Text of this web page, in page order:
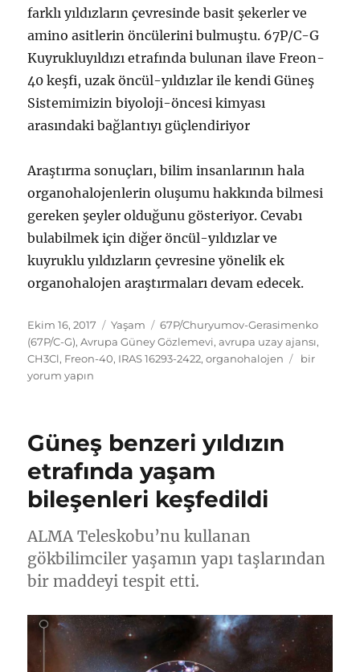
farklı yıldızların çevresinde basit şekerler ve
amino asitlerin öncülerini bulmuştu. 67P/C-G
Kuyrukluyıldızı etrafında bulunan ilave Freon-
40 keşfi, uzak öncül-yıldızlar ile kendi Güneş
Sistemimizin biyoloji-öncesi kimyası
arasındaki bağlantıyı güçlendiriyor
Araştırma sonuçları, bilim insanlarının hala
organohalojenlerin oluşumu hakkında bilmesi
gereken şeyler olduğunu gösteriyor. Cevabı
bulabilmek için diğer öncül-yıldızlar ve
kuyruklu yıldızların çevresine yönelik ek
organohalojen araştırmaları devam edecek.
Yayın
tarihi
Ekim 16, 2017 Kategoriler
Yaşam Etiketler
67P/Churyumov-Gerasimenko
(67P/C-G),Avrupa Güney Gözlemevi,avrupa uzay ajansı,
CH3Cl, Freon-40, IRAS 16293-2422,organohalojen
400
bir
yorum yapın
Güneş benzeri yıldızın
etrafında yaşam
bileşenleri keşfedildi
ALMA Teleskobu’nu kullanan
gökbilimciler yaşamın yapı taşlarından
bir maddeyi tespit etti.